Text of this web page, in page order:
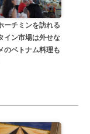
ーチミンを訪れる
イン市場は外せな
のベトナム料理も